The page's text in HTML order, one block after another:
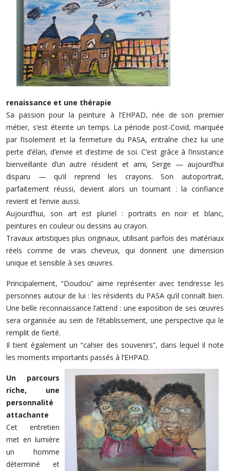
renaissance et une thérapie
Sa passion pour la peinture à l’EHPAD, née de son premier
métier, s’est éteinte un temps. La période post-Covid, marquée
par l’isolement et la fermeture du PASA, entraîne chez lui une
perte d’élan, d’envie et d’estime de soi. C’est grâce à l’insistance
bienveillante d’un autre résident et ami, Serge — aujourd’hui
disparu — qu’il reprend les crayons. Son autoportrait,
parfaitement réussi, devient alors un tournant : la confiance
revient et l’envie aussi.
Aujourd’hui, son art est pluriel : portraits en noir et blanc,
peintures en couleur ou dessins au crayon.
Travaux artistiques plus originaux, utilisant parfois des matériaux
réels comme de vrais cheveux, qui donnent une dimension
unique et sensible à ses œuvres.
Principalement, “Doudou” aime représenter avec tendresse les
personnes autour de lui : les résidents du PASA qu’il connaît bien.
Une belle reconnaissance l’attend : une exposition de ses œuvres
sera organisée au sein de l’établissement, une perspective qui le
remplit de fierté.
Il tient également un “cahier des souvenirs”, dans lequel il note
les moments importants passés à l’EHPAD.
Un parcours
riche, une
personnalité
attachante
Cet entretien
met en lumière
un homme
déterminé et